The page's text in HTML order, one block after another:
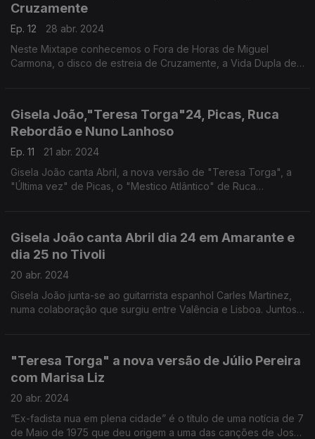
Cruzamente
Ep. 12
28 abr. 2024
Neste Mixtape conhecemos o Fora de Horas de Miguel
Carmona, o disco de estreia de Cruzamente, a Vida Dupla de
Gisela João,"Teresa Torga"24, Picas, Ruca
Rebordão e Nuno Lanhoso
Ep. 11
21 abr. 2024
Gisela João canta Abril, a nova versão de "Teresa Torga", a
"Última vez" de Picas, o "Mestico Atlântico" de Ruca
Gisela João canta Abril dia 24 em Amarante e
dia 25 no Tivoli
20 abr. 2024
Gisela João junta-se ao guitarrista espanhol Carles Martinez,
numa colaboração que surgiu entre Valência e Lisboa. Juntos,
"Teresa Torga" a nova versão de Júlio Pereira
com Marisa Liz
20 abr. 2024
“Ex-fadista nua em plena cidade” é o título de uma notícia de 7
de Maio de 1975 que deu origem a uma das canções de José